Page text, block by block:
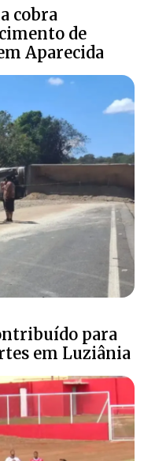
cobra
de
Aparecida
para
em Luziânia